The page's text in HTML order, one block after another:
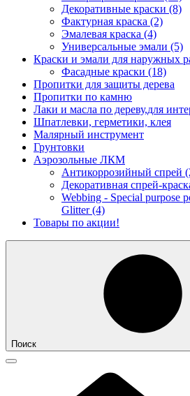
Декоративные краски (8)
Фактурная краска (2)
Эмалевая краска (4)
Универсальные эмали (5)
Краски и эмали для наружных
Фасадные краски (18)
Пропитки для защиты дерева
Пропитки по камню
Лаки и масла по дереву,для
Шпатлевки, герметики, клея
Малярный инструмент
Грунтовки
Аэрозольные ЛКМ
Антикоррозийный спрей
Декоративная спрей-
Webbing - Special purpose
Glitter (4)
Товары по акции!
Поиск